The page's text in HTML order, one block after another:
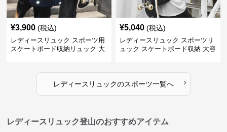
¥3,900 (税込)
レディースリュック スポーツ用
スケートボード収納リュック 大
¥5,040 (税込)
レディースリュック スポーツリ
ュック スケートボード収納 大容
レディースリュックのスポーツ一覧へ ›
レディースリュック登山のおすすめアイテム